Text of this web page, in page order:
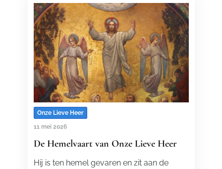
Onze Lieve Heer
11 mei 2026
De Hemelvaart van Onze Lieve Heer
Hij is ten hemel gevaren en zit aan de